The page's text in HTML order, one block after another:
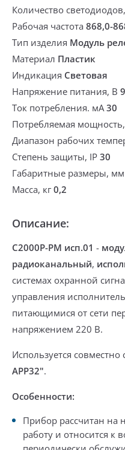
Количество
Рабочая частота 868,0-
Тип изделия Модуль
Материал Пластик
Индикация Световая
Напряжение питания, В
Ток потребления. мА30
Потребляемая
Диапазон рабочих
Степень защиты, IP 30
Габаритные размеры, мм
Масса, кг0,2
Описание:
С2000Р-РМ исп.01 -
радиоканальный,
системах охранной
управления
питающимися от сети
напряжением 220 В.
Используется
АРР32".
Особенности:
Прибор рассчитан на
работу и относится к